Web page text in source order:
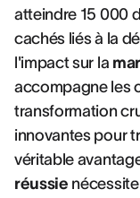
atteindre 15 000
cachés liés à la
l'impact sur la
accompagne les
transformation
innovantes pour
véritable
réussie